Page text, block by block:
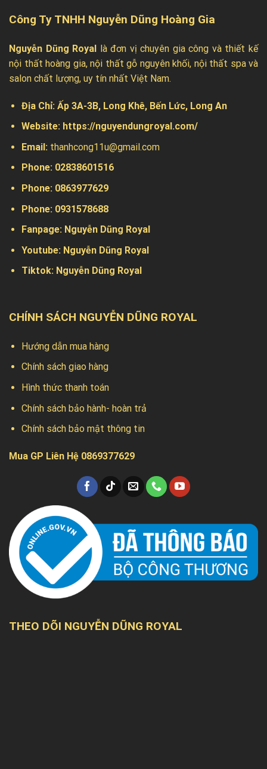
Công Ty TNHH Nguyễn Dũng Hoàng Gia
Nguyễn Dũng Royal là đơn vị chuyên gia công và thiết kế
nội thất hoàng gia, nội thất gỗ nguyên khối, nội thất spa và
salon chất lượng, uy tín nhất Việt Nam.
Địa Chỉ: Ấp 3A-3B, Long Khê, Bến Lức, Long An
Website: https://nguyendungroyal.com/
Email: thanhcong11u@gmail.com
Phone: 02838601516
Phone: 0863977629
Phone: 0931578688
Fanpage: Nguyễn Dũng Royal
Youtube: Nguyễn Dũng Royal
Tiktok: Nguyễn Dũng Royal
CHÍNH SÁCH NGUYỄN DŨNG ROYAL
Hướng dẫn mua hàng
Chính sách giao hàng
Hình thức thanh toán
Chính sách bảo hành- hoàn trả
Chính sách bảo mật thông tin
Mua GP Liên Hệ 0869377629
THEO DÕI NGUYỄN DŨNG ROYAL